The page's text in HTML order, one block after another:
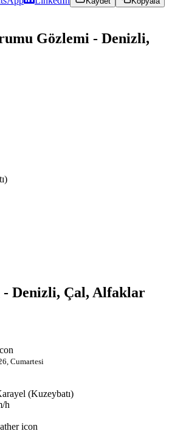
Gözlemi - Denizli,
- Denizli, Çal, Alfaklar
Cumartesi
(Kuzeybatı)
h